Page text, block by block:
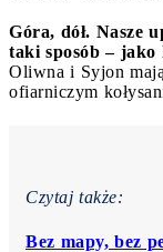
Góra, dół. Nasze
taki sposób – jako
Oliwna i Syjon
ofiarniczym
Czytaj także:
Bez mapy, bez